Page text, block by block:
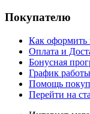
Покупателю
Как оформить
Оплата и
Бонусная
График работы
Помощь
Перейти на